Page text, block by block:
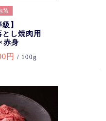
】
し焼肉用
赤身
円 / 100g